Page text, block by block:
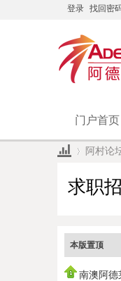
登录 找回密
门户首页
阿村论
求职
本版置顶
南澳阿德